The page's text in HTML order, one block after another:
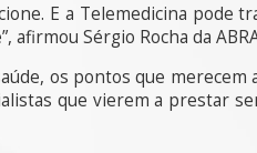
E a Telemedicina pode
Sérgio Rocha da
os pontos que merecem
que vierem a prestar